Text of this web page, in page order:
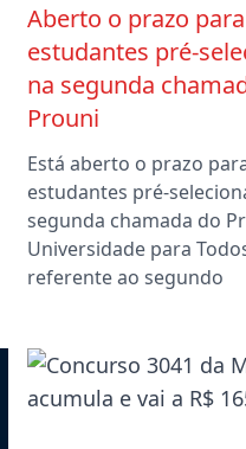
Aberto o prazo para
estudantes pré-
na segunda
Prouni
Está aberto o prazo
estudantes pré-
segunda chamada do
Universidade para
referente ao segundo